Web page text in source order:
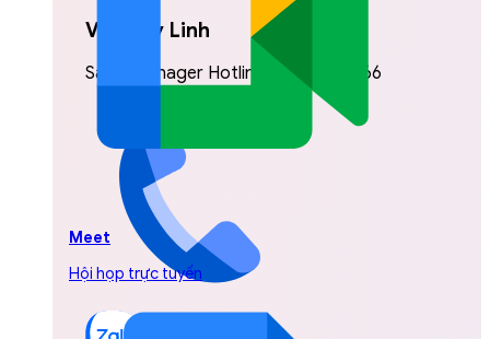
Vũ Thuỳ Linh
Sales Manager Hotline: 0842.999.666
Meet
Hội họp trực tuyến